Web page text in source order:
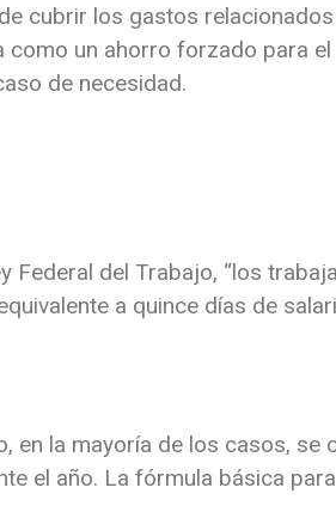
cubrir los gastos
como un ahorro forzado para el
de necesidad.
Federal del Trabajo, “los
a quince días de
en la mayoría de los casos, se
el año. La fórmula básica para